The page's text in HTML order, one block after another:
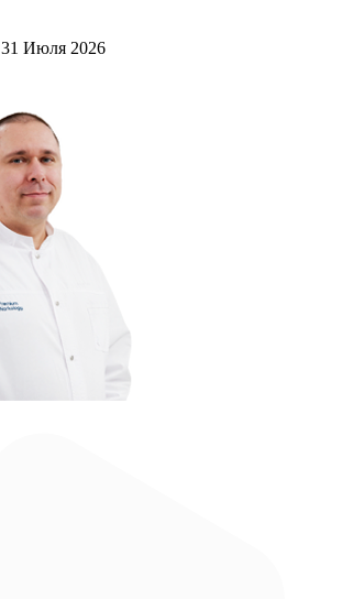
31 Июля 2026